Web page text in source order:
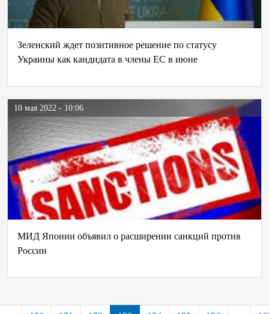
Зеленский ждет позитивное решение по статусу
Украины как кандидата в члены ЕС в июне
10 мая 2022 - 10:06
МИД Японии объявил о расширении санкций против
России